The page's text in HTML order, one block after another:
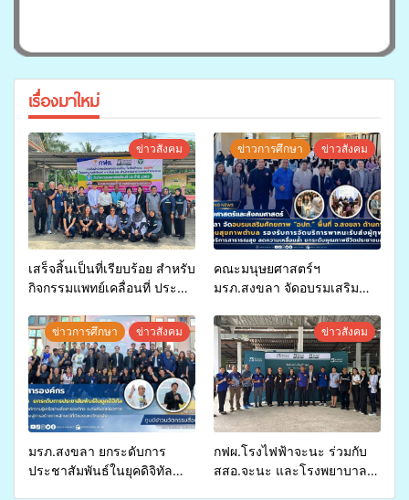
เรื่องมาใหม่
ข่าวสังคม
เสร็จสิ้นเป็นที่เรียบร้อย สำหรับ
กิจกรรมแพทย์เคลื่อนที่ ประจำ
สุขภาพแก่ประชาชนในพื้นที่
อำเภอจะนะ
ข่าวการศึกษา ข่าวสังคม
คณะมนุษยศาสตร์ฯ
มรภ.สงขลา จัดอบรมเสริม
จ่ายงบกองทุนสุขภาพตำบล
รองรับการจัดบริการพาหนะรับ
ส่งผู้ทุพพลภาพเพื่อเข้ารับ
บริการสาธารณสุข ลดความ
เหลื่อมล้ำ ยกระดับคุณภาพ
ชีวิตประชาชนอย่างยั่งยืน
ข่าวการศึกษา ข่าวสังคม
มรภ.สงขลา ยกระดับการ
ประชาสัมพันธ์ในยุคดิจิทัล
ข่าวสังคม
กฟผ.โรงไฟฟ้าจะนะ ร่วมกับ
สสอ.จะนะ และโรงพยาบาล